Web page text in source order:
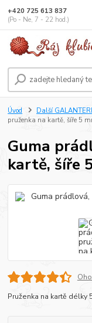
+420 725 613 837
(Po - Ne, 7 - 22 hod.)
Úvod Další
pruženka na kartě, šíře 5
Guma
kartě, šíře
Pruženka na kartě délky